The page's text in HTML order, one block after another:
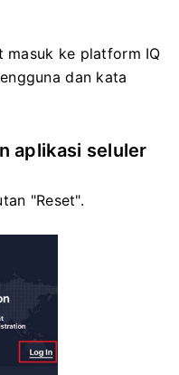
masuk ke platform IQ
dan kata
aplikasi seluler
"Reset".